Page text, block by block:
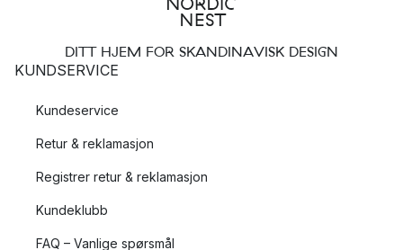
DITT HJEM FOR SKANDINAVISK DESIGN
KUNDSERVICE
Kundeservice
Retur & reklamasjon
Registrer retur & reklamasjon
Kundeklubb
FAQ – Vanlige spørsmål